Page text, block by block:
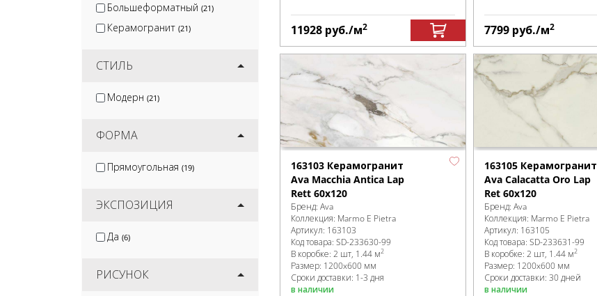
Большеформатный (21)
Керамогранит (21)
СТИЛЬ
Модерн (21)
ФОРМА
Прямоугольная (19)
ЭКСПОЗИЦИЯ
Да (6)
РИСУНОК
11928 руб./м2 7799 руб./м2
163103 Керамогранит
Ava Macchia Antica Lap
Rett 60х120
Бренд: Ava
Коллекция: Marmo E Pietra
Артикул: 163103
Код товара: SD-233630-99
В коробке: 2 шт, 1.44 м2
Размер: 1200x600 мм
Сроки доставки: 1-3 дня
в наличии
163105 Керамогранит
Ava Calacatta Oro Lap
Ret 60x120
Бренд:Ava
Коллекция: Marmo E Pietra
Артикул: 163105
Код товара:SD-233631-99
В коробке:2 шт, 1.44 м2
Размер: 1200x600 мм
Сроки доставки: 30 дней
в наличии